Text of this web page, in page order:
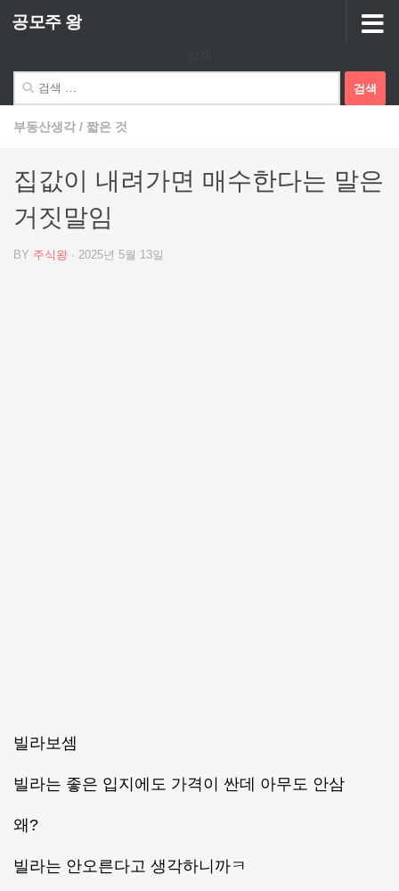
Skip to content
공모주 왕
색:
부동산생각 / 짧은 것
집값이 내려가면 매수한다는 말은
거짓말임
BY 주식왕 · 2025년 5월 13일
빌라보셈
빌라는 좋은 입지에도 가격이 싼데 아무도 안삼
왜?
빌라는 안오른다고 생각하니까ㅋ